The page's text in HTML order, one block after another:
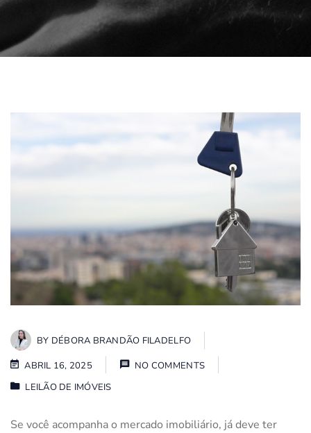
BY DÉBORA BRANDÃO FILADELFO
ABRIL 16, 2025
NO COMMENTS
LEILÃO DE IMÓVEIS
Se você acompanha o mercado imobiliário, já deve ter